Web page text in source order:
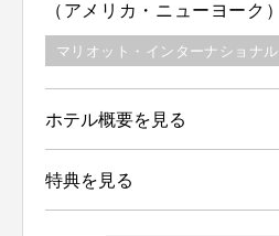
（アメリカ・ニューヨーク）
マリオット・インターナショナル
ホテル概要を見る
特典を見る